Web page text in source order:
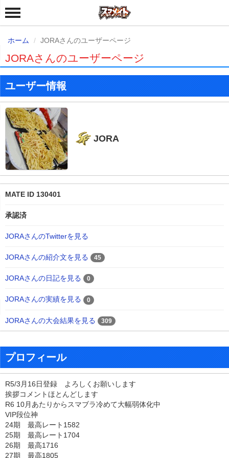
ホーム JORAさんのユーザーページ
JORAさんのユーザーページ
ユーザー情報
JORA
MATE ID 130401
承認済
JORAさんのTwitterを見る
JORAさんの紹介文を見る 45
JORAさんの日記を見る 0
JORAさんの実績を見る 0
JORAさんの大会結果を見る 309
プロフィール
R5/3月16日登録 よろしくお願いします
挨拶コメントほとんどします
R6 10月あたりからスマブラ冷めて大幅弱体化中
VIP段位神
24期 最高レート1582
25期 最高レート1704
26期 最高1716
27期 最高1805